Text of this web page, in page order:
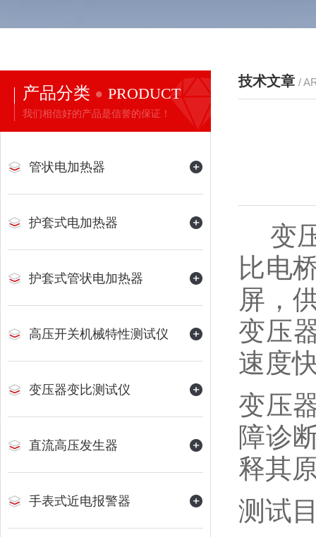
产品分类 PRODUCT
我们相信好的产品是信誉的保证！
管状电加热器
护套式电加热器
护套式管状电加热器
高压开关机械特性测试仪
变压器变比测试仪
直流高压发生器
手表式近电报警器
技术文章 /
变压
比电
屏，
变压
速度
变压
障诊
释其
测试